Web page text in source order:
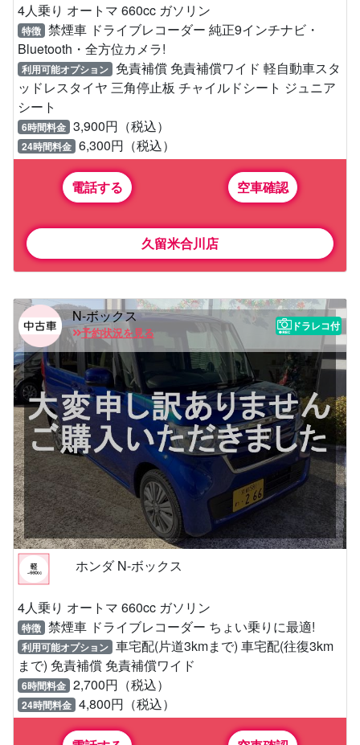
4人乗り オートマ 660cc ガソリン
特徴 禁煙車 ドライブレコーダー 純正9インチナビ・
Bluetooth・全方位カメラ!
利用可能オプション 免責補償 免責補償ワイド 軽自動車スタ
ッドレスタイヤ 三角停止板 チャイルドシート ジュニア
シート
6時間料金 3,900円（税込）
24時間料金 6,300円（税込）
電話する 空車確認
久留米合川店
N-ボックス
予約状況を見る
ドラレコ付
ホンダ N-ボックス
4人乗り オートマ 660cc ガソリン
特徴 禁煙車 ドライブレコーダー ちょい乗りに最適!
利用可能オプション 車宅配(片道3kmまで) 車宅配(往復3km
まで) 免責補償 免責補償ワイド
6時間料金 2,700円（税込）
24時間料金 4,800円（税込）